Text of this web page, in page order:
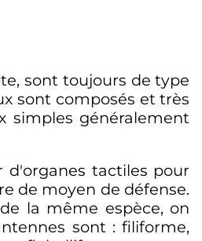
sont toujours de type
sont composés et très
simples généralement
d'organes tactiles pour
de moyen de défense.
la même espèce, on
sont : filiforme,